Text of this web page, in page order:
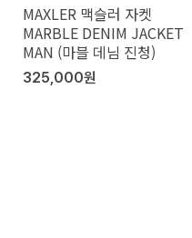
MAXLER 맥슬러 자켓
MARBLE DENIM JACKET
MAN (마블 데님 진청)
325,000원